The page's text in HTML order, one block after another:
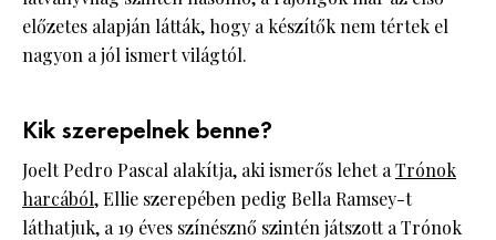
előzetes alapján látták, hogy a készítők nem tértek el
nagyon a jól ismert világtól.
Kik szerepelnek benne?
Joelt Pedro Pascal alakítja, aki ismerős lehet a Trónok
harcából, Ellie szerepében pedig Bella Ramsey-t
láthatjuk, a 19 éves színésznő szintén játszott a Trónok